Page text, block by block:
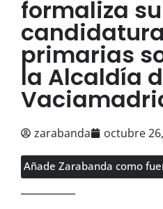
formaliza
primarias
la Alcaldía
zarabanda octubre
Añade Zarabanda como